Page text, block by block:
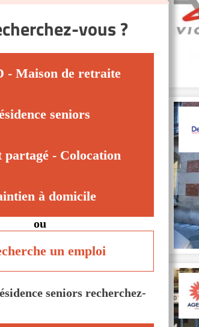
vous ?
- Maison de retraite
seniors
partagé - Colocation
à domicile
ou
un emploi
seniors recherchez-